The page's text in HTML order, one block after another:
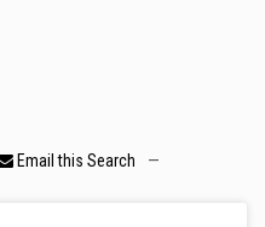
Email this Search
—